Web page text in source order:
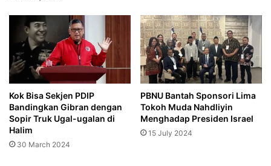
Kok Bisa Sekjen PDIP
Bandingkan Gibran dengan
Sopir Truk Ugal-ugalan di
Halim
30 March 2024
PBNU Bantah Sponsori Lima
Tokoh Muda Nahdliyin
Menghadap Presiden Israel
15 July 2024